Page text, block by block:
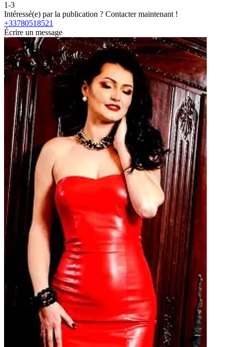
1-3
Intéressé(e) par la publication ? Contacter maintenant !
+33780518521
Écrire un message